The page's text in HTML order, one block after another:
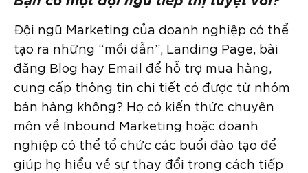
Đội ngũ Marketing của doanh nghiệp có thể
tạo ra những “mồi dẫn”, Landing Page, bài
đăng Blog hay Email để hỗ trợ mua hàng,
cung cấp thông tin chi tiết có được từ nhóm
bán hàng không? Họ có kiến thức chuyên
môn về Inbound Marketing hoặc doanh
nghiệp có thể tổ chức các buổi đào tạo để
giúp họ hiểu về sự thay đổi trong cách tiếp